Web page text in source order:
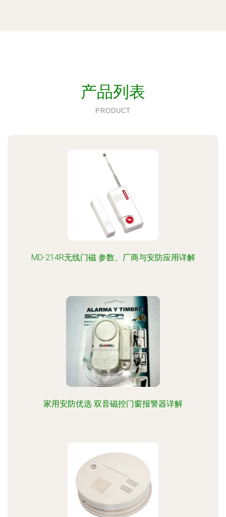
产品列表
PRODUCT
MD-214R无线门磁 参数、厂商与安防应用详解
家用安防优选 双音磁控门窗报警器详解